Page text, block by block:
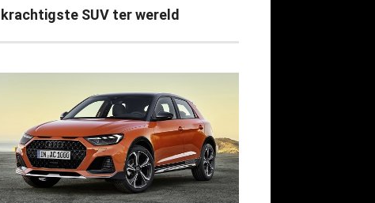
krachtigste SUV ter wereld